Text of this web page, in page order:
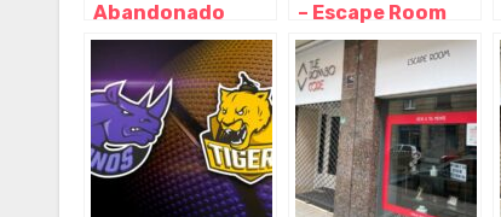
Abandonado
Escape Room
Bilbao – Humor,
Bilbao – Vizcaya
– Escape Room
Bilbao, Bilbao –
Vizcaya